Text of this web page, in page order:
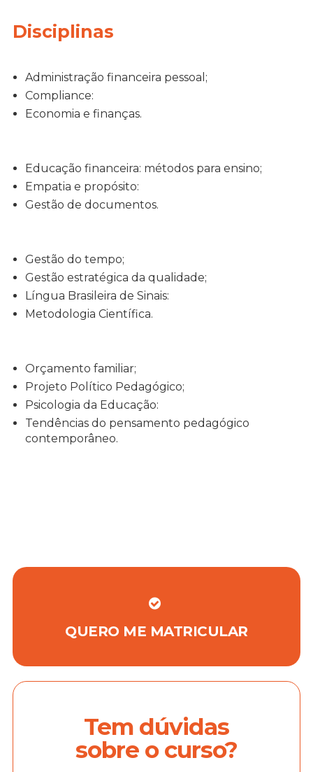
Disciplinas
Administração financeira pessoal;
Compliance:
Economia e finanças.
Educação financeira: métodos para ensino;
Empatia e propósito:
Gestão de documentos.
Gestão do tempo;
Gestão estratégica da qualidade;
Língua Brasileira de Sinais:
Metodologia Científica.
Orçamento familiar;
Projeto Político Pedagógico;
Psicologia da Educação:
Tendências do pensamento pedagógico
contemporâneo.
QUERO ME MATRICULAR
Tem dúvidas
sobre o curso?